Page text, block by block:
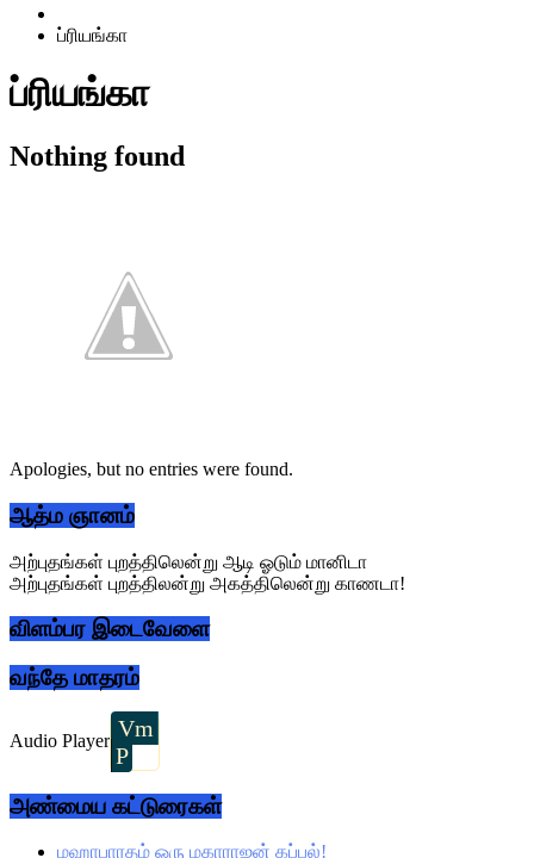
ப்ரியங்கா
ப்ரியங்கா
Nothing found
Apologies, but no entries were found.
Primary
ஆத்ம ஞானம்
அற்புதங்கள் புறத்திலென்று ஆடி ஓடும் மானிடா
அற்புதங்கள் புறத்திலன்று அகத்திலென்று காணடா!
விளம்பர இடைவேளை
வந்தே மாதரம்
Audio Player Vm
P
அண்மைய கட்டுரைகள்
மஹாபாரதம் ஒரு மகாராஜன் கப்பல்!